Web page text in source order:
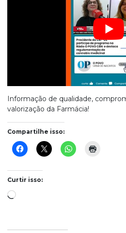
Informação de qualidade,
valorização da Farmácia!
Compartilhe isso:
Curtir isso:
Carregando...